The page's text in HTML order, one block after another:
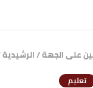
على الجهة/الرشيدية
تعليم